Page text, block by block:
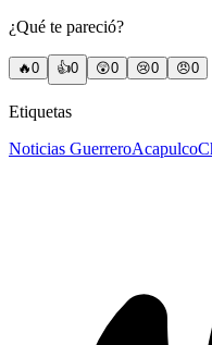
¿Qué te pareció?
🔥0 👍0 😲0 😢0 😠0
Etiquetas
Noticias GuerreroAcapulco